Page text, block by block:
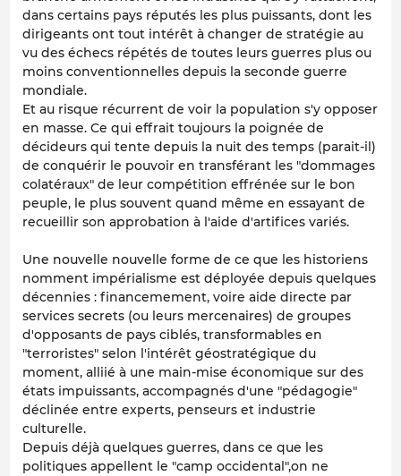
dans certains pays réputés les plus puissants, dont les
dirigeants ont tout intérêt à changer de stratégie au
vu des échecs répétés de toutes leurs guerres plus ou
moins conventionnelles depuis la seconde guerre
mondiale.
Et au risque récurrent de voir la population s'y opposer
en masse. Ce qui effrait toujours la poignée de
décideurs qui tente depuis la nuit des temps (parait-il)
de conquérir le pouvoir en transférant les "dommages
colatéraux" de leur compétition effrénée sur le bon
peuple, le plus souvent quand même en essayant de
recueillir son approbation à l'aide d'artifices variés.
Une nouvelle nouvelle forme de ce que les historiens
nomment impérialisme est déployée depuis quelques
décennies : financemement, voire aide directe par
services secrets (ou leurs mercenaires) de groupes
d'opposants de pays ciblés, transformables en
"terroristes" selon l'intérêt géostratégique du
moment, alliié à une main-mise économique sur des
états impuissants, accompagnés d'une "pédagogie"
déclinée entre experts, penseurs et industrie
culturelle.
Depuis déjà quelques guerres, dans ce que les
politiques appellent le "camp occidental",on ne